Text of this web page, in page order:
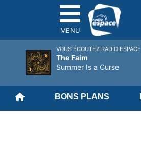
MENU
BONS PLANS
VOUS ÉCOUTEZ RADIO ESPACE
The Faim
Summer Is a Curse